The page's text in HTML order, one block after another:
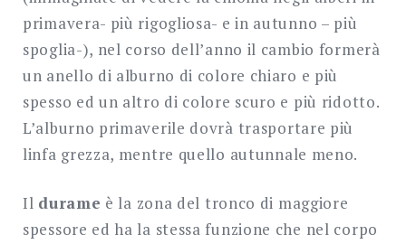
primavera- più rigogliosa- e in autunno – più
spoglia-), nel corso dell’anno il cambio formerà
un anello di alburno di colore chiaro e più
spesso ed un altro di colore scuro e più ridotto.
L’alburno primaverile dovrà trasportare più
linfa grezza, mentre quello autunnale meno.
Il durame è la zona del tronco di maggiore
spessore ed ha la stessa funzione che nel corpo